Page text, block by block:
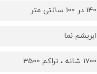
140 در 100 سانتی متر
ابریشم نما
1700 شانه ، تراکم 3500